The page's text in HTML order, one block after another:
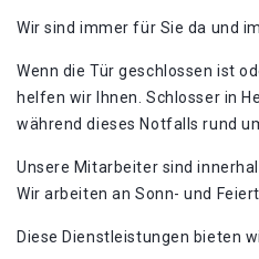
Wir sind immer für Sie da und
Wenn die Tür geschlossen ist
helfen wir Ihnen. Schlosser in
während dieses Notfalls rund
Unsere Mitarbeiter sind
Wir arbeiten an Sonn- und
Diese Dienstleistungen bieten